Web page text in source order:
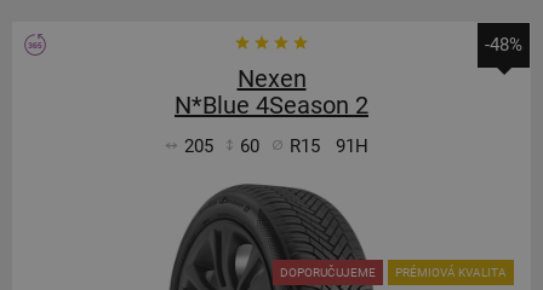
-48%
Nexen
N*Blue 4Season 2
205 60 R15 91H
DOPORUČUJEME PRÉMIOVÁ KVALITA